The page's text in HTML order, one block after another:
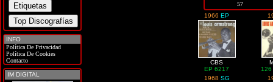
INFO
Política De Privacidad
Política De Cookies
Contacto
IM DIGITAL
57
1966EP
CBS
EP 6217
126
1968 SG